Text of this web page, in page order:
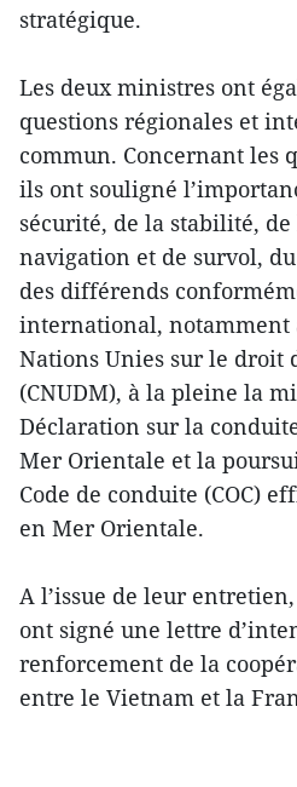
stratégique.
Les deux ministres ont
questions régionales et
commun. Concernant les
ils ont souligné
sécurité, de la stabilité,
navigation et de survol,
des différends
international, notamment
Nations Unies sur le droit
(CNUDM), à la pleine la
Déclaration sur la
Mer Orientale et la
Code de conduite (COC)
en Mer Orientale.
A l’issue de leur
ont signé une lettre
renforcement de la
entre le Vietnam et la